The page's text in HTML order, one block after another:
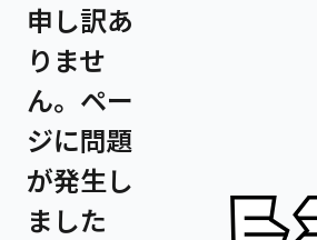
申し訳あ
りませ
ん。ペー
ジに問題
が発生し
ました